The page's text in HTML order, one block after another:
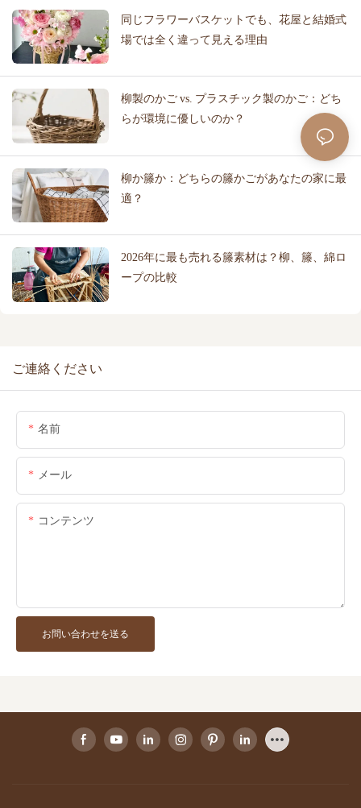
同じフラワーバスケットでも、花屋と結婚式
場では全く違って見える理由
柳製のかご vs. プラスチック製のかご：どち
らが環境に優しいのか？
柳か籐か：どちらの籐かごがあなたの家に最
適？
2026年に最も売れる籐素材は？柳、籐、綿ロ
ープの比較
ご連絡ください
名前
メール
コンテンツ
お問い合わせを送る